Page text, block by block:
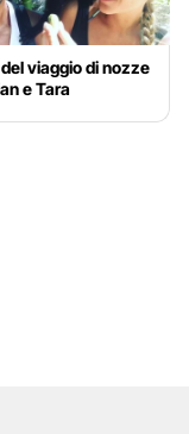
viaggio di nozze
e Tara